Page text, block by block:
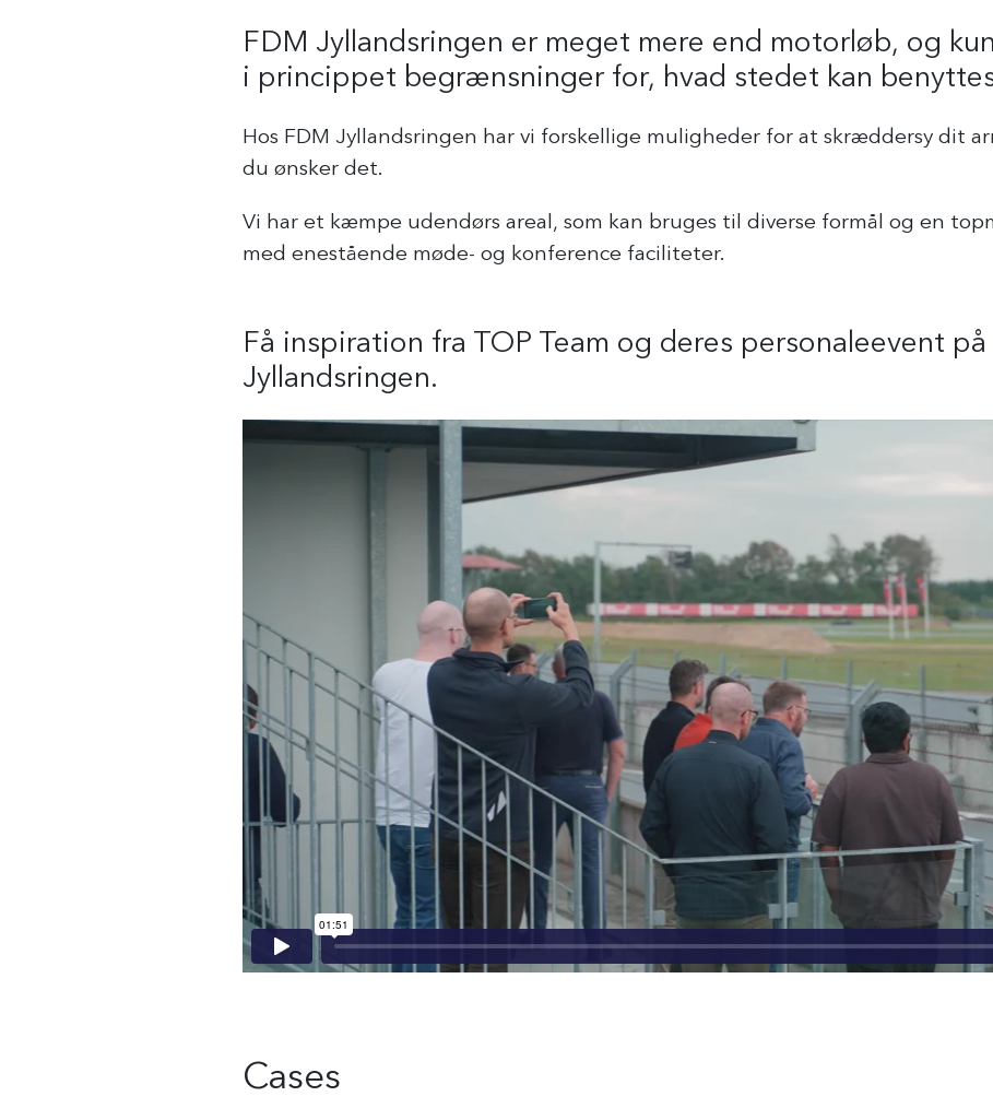
FDM Jyllandsringen er meget mere end motorløb, og
i princippet begrænsninger for, hvad stedet kan
Hos FDM Jyllandsringen har vi forskellige muligheder for at skræddersy dit
du ønsker det.
Vi har et kæmpe udendørs areal, som kan bruges til diverse formål og en
med enestående møde- og konference faciliteter.
Få inspiration fra TOP Team og deres personaleevent
Jyllandsringen.
Cases